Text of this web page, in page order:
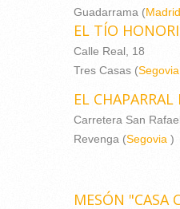
Guadarrama (Madrid
EL TÍO
Calle Real, 18
Tres Casas (Segovia
EL CHAPARRAL
Carretera San
Revenga (Segovia )
MESÓN "CASA